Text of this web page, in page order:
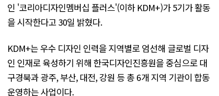
인 '코리아디자인멤버십 플러스'(이하 KDM+)가 5기가 활동
을 시작한다고 30일 밝혔다.
KDM+는 우수 디자인 인력을 지역별로 엄선해 글로벌 디자
인 인재로 육성하기 위해 한국디자인진흥원을 중심으로 대
구경북과 광주, 부산, 대전, 강원 등 총 6개 지역 기관이 합동
운영하는 사업이다.